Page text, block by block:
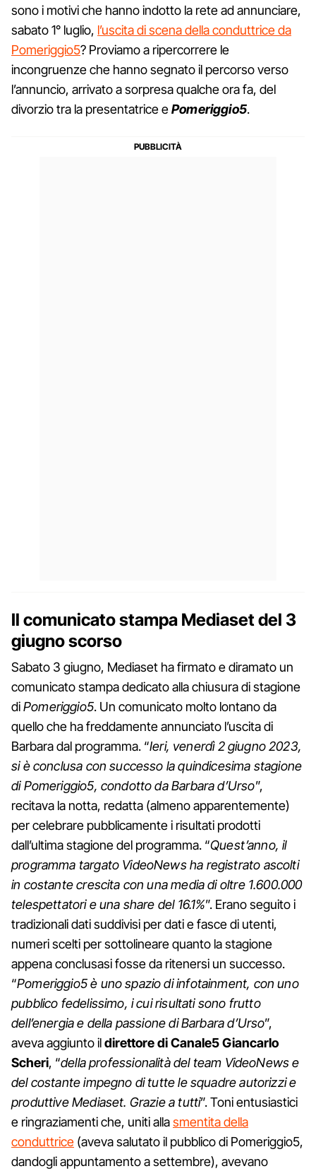
sono i motivi che hanno indotto la rete ad annunciare,
sabato 1° luglio, l’uscita di scena della conduttrice da
Pomeriggio5? Proviamo a ripercorrere le
incongruenze che hanno segnato il percorso verso
l’annuncio, arrivato a sorpresa qualche ora fa, del
divorzio tra la presentatrice ePomeriggio5.
Il comunicato stampa Mediaset del 3
giugno scorso
Sabato 3 giugno, Mediaset ha firmato e diramato un
comunicato stampa dedicato alla chiusura di stagione
diPomeriggio5. Un comunicato molto lontano da
quello che ha freddamente annunciato l’uscita di
Barbara dal programma. “Ieri, venerdì 2 giugno 2023,
si è conclusa con successo la quindicesima stagione
di Pomeriggio5, condotto da Barbara d’Urso”,
recitava la notta, redatta (almeno apparentemente)
per celebrare pubblicamente i risultati prodotti
dall’ultima stagione del programma. “Quest’anno, il
programma targato VideoNews ha registrato ascolti
in costante crescita con una media di oltre 1.600.000
telespettatori e una share del 16.1%”. Erano seguito i
tradizionali dati suddivisi per dati e fasce di utenti,
numeri scelti per sottolineare quanto la stagione
appena conclusasi fosse da ritenersi un successo.
“Pomeriggio5 è uno spazio di infotainment, con uno
pubblico fedelissimo, i cui risultati sono frutto
dell’energia e della passione di Barbara d’Urso”,
aveva aggiunto ildirettore di Canale5 Giancarlo
Scheri, “della professionalità del team VideoNews e
del costante impegno di tutte le squadre autorizzi e
produttive Mediaset. Grazie a tutti”. Toni entusiastici
e ringraziamenti che, uniti allasmentita della
conduttrice (aveva salutato il pubblico di Pomeriggio5,
dandogli appuntamento a settembre), avevano